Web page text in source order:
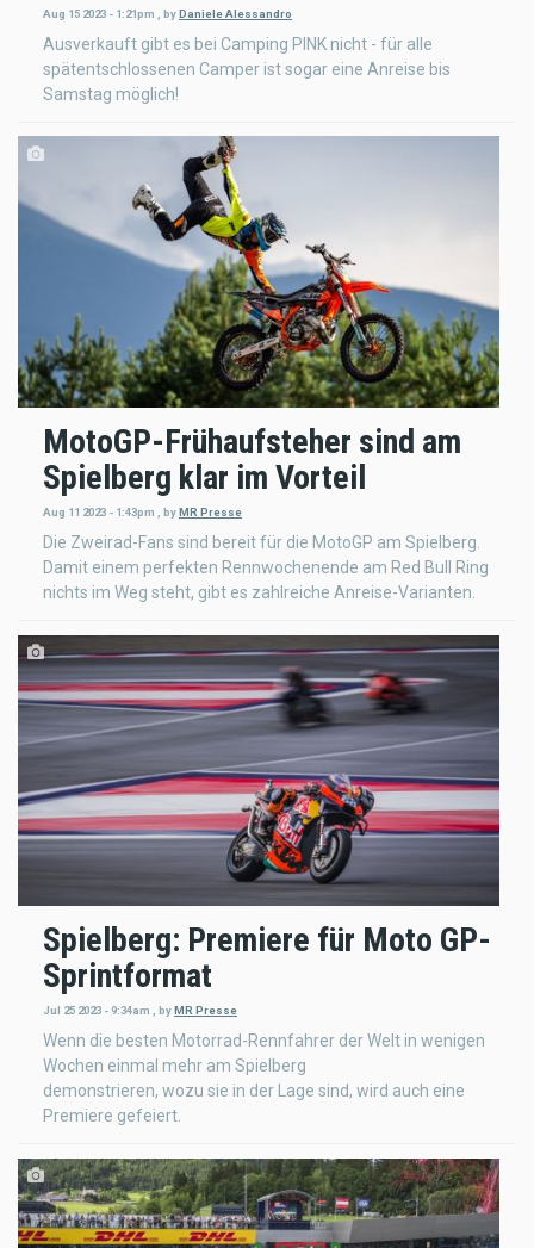
Aug 15 2023 - 1:21pm byDaniele Alessandro
Ausverkauft gibt es bei Camping PINK nicht - für alle
spätentschlossenen Camper ist sogar eine Anreise bis
Samstag möglich!
MotoGP-Frühaufsteher sind am
Spielberg klar im Vorteil
Aug 11 2023 - 1:43pm byMR Presse
Die Zweirad-Fans sind bereit für die MotoGP am Spielberg.
Damit einem perfekten Rennwochenende am Red Bull Ring
nichts im Weg steht, gibt es zahlreiche Anreise-Varianten.
Spielberg: Premiere für Moto GP-
Sprintformat
Jul 25 2023 - 9:34am byMR Presse
Wenn die besten Motorrad-Rennfahrer der Welt in wenigen
Wochen einmal mehr am Spielberg
demonstrieren, wozu sie in der Lage sind, wird auch eine
Premiere gefeiert.